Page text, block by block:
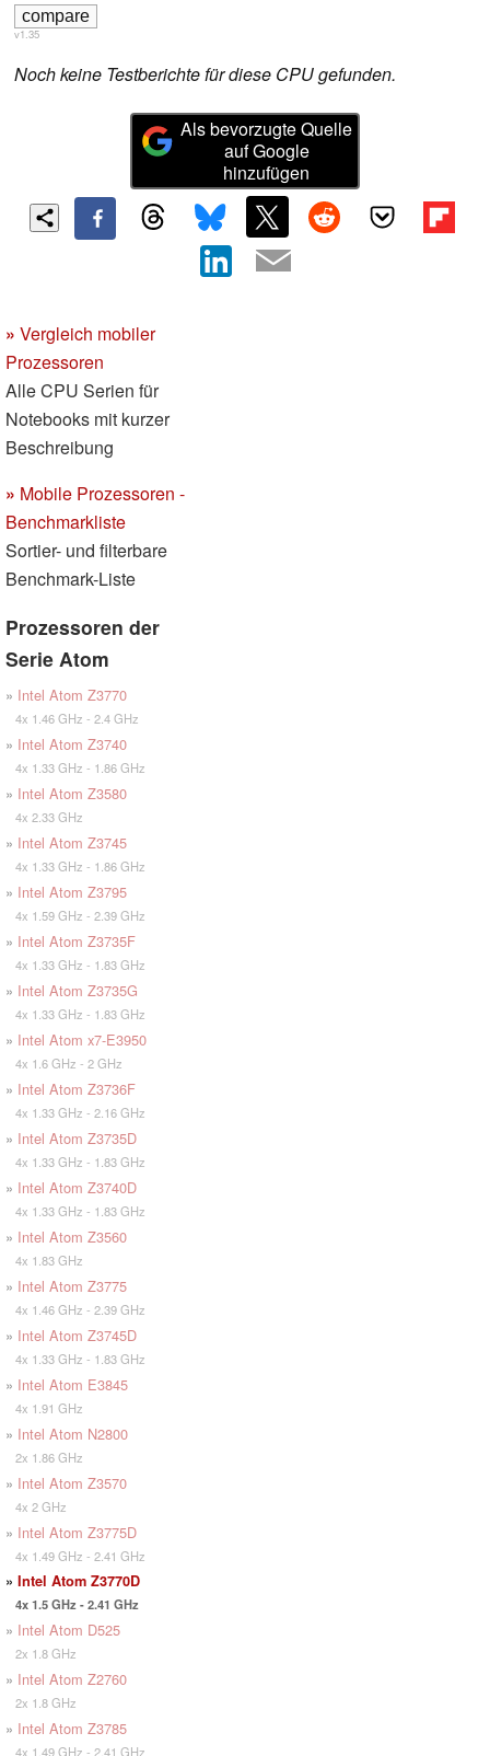
v1.35
Noch keine Testberichte für diese CPU gefunden.
Als bevorzugte Quelle
auf Google
hinzufügen
» Vergleich mobiler
Prozessoren
Alle CPU Serien für
Notebooks mit kurzer
Beschreibung
» Mobile Prozessoren -
Benchmarkliste
Sortier- und filterbare
Benchmark-Liste
Prozessoren der
Serie Atom
» Intel Atom Z3770
4x 1.46 GHz - 2.4 GHz
» Intel Atom Z3740
4x 1.33 GHz - 1.86 GHz
» Intel Atom Z3580
4x 2.33 GHz
» Intel Atom Z3745
4x 1.33 GHz - 1.86 GHz
» Intel Atom Z3795
4x 1.59 GHz - 2.39 GHz
» Intel Atom Z3735F
4x 1.33 GHz - 1.83 GHz
» Intel Atom Z3735G
4x 1.33 GHz - 1.83 GHz
» Intel Atom x7-E3950
4x 1.6 GHz - 2 GHz
» Intel Atom Z3736F
4x 1.33 GHz - 2.16 GHz
» Intel Atom Z3735D
4x 1.33 GHz - 1.83 GHz
» Intel Atom Z3740D
4x 1.33 GHz - 1.83 GHz
» Intel Atom Z3560
4x 1.83 GHz
» Intel Atom Z3775
4x 1.46 GHz - 2.39 GHz
» Intel Atom Z3745D
4x 1.33 GHz - 1.83 GHz
» Intel Atom E3845
4x 1.91 GHz
» Intel Atom N2800
2x 1.86 GHz
» Intel Atom Z3570
4x 2 GHz
» Intel Atom Z3775D
4x 1.49 GHz - 2.41 GHz
» Intel Atom Z3770D
4x 1.5 GHz - 2.41 GHz
» Intel Atom D525
2x 1.8 GHz
» Intel Atom Z2760
2x 1.8 GHz
» Intel Atom Z3785
4x 1.49 GHz - 2.41 GHz